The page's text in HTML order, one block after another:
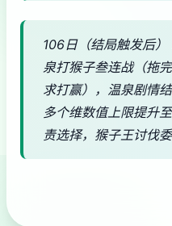
106日（结局触发后
泉打猴子叁连战（拖
求打赢），温泉剧情
多个维数值上限提升
责选择，猴子王讨伐